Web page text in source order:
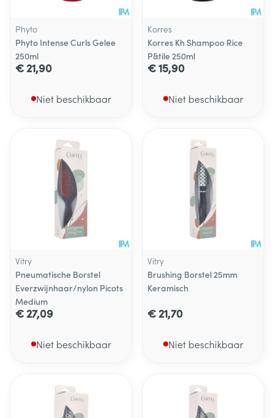
Phyto
Phyto Intense Curls Gelee
250ml
€ 21,90
Niet beschikbaar
Korres
Korres Kh Shampoo Rice
P&tile 250ml
€ 15,90
Niet beschikbaar
Vitry
Pneumatische Borstel
Everzwijnhaar/nylon Picots
Medium
€ 27,09
Niet beschikbaar
Vitry
Brushing Borstel 25mm
Keramisch
€ 21,70
Niet beschikbaar